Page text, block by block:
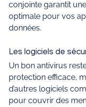
conjointe garantit
optimale pour vos
données.
Les logiciels de
Un bon antivirus
protection efficace,
d’autres logiciels
pour couvrir des